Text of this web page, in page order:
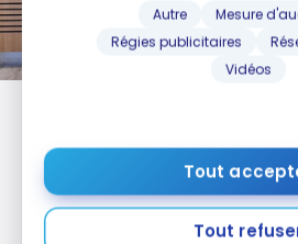
Autre
Mesure
Régies publicitaires
Vidéos
Tout
Tout
Mon expérience